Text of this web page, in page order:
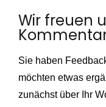
Wir freuen
Sie haben
möchten etwas
zunächst über Ihr